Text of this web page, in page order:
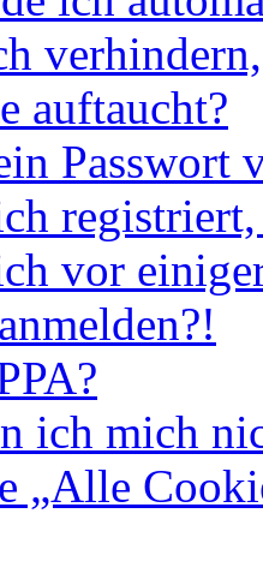
auftaucht?
Passwort
vor
ich mich
„Alle